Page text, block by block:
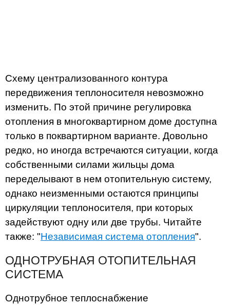
Схему централизованного контура
передвижения теплоносителя невозможно
изменить. По этой причине регулировка
отопления в многоквартирном доме доступна
только в поквартирном варианте. Довольно
редко, но иногда встречаются ситуации, когда
собственными силами жильцы дома
переделывают в нем отопительную систему,
однако неизменными остаются принципы
циркуляции теплоносителя, при которых
задействуют одну или две трубы. Читайте
также: "Независимая система отопления".
ОДНОТРУБНАЯ ОТОПИТЕЛЬНАЯ
СИСТЕМА
Однотрубное теплоснабжение